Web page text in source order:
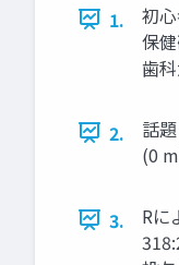
1.
初
保
歯
2.
話
(0
3.
Rに